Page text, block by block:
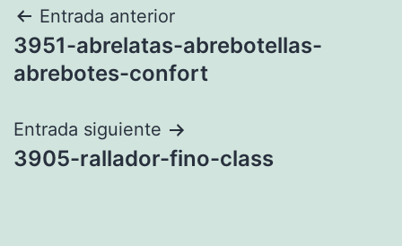
Navegación
de
Entrada anterior
3951-abrelatas-abrebotellas-
abrebotes-confort
Entrada siguiente
3905-rallador-fino-class